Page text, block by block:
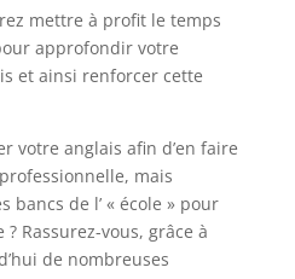
mettre à profit le temps
approfondir votre
et ainsi renforcer cette
votre anglais afin d’en faire
mais
bancs de l’ « école » pour
Rassurez-vous, grâce à
de nombreuses